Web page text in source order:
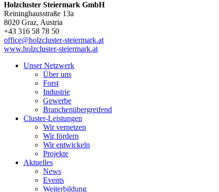
Holzcluster Steiermark GmbH
Reininghausstraße 13a
8020 Graz, Austria
+43 316 58 78 50
office@holzcluster-steiermark.at
www.holzcluster-steiermark.at
Unser Netzwerk
Über uns
Forst
Industrie
Gewerbe
Branchenübergreifend
Cluster-Leistungen
Wir vernetzen
Wir fördern
Wir entwickeln
Projekte
Aktuelles
News
Events
Weiterbildung